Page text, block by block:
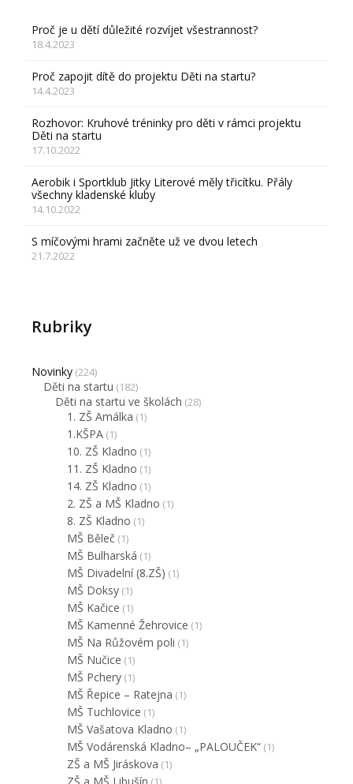
Proč je u dětí důležité rozvíjet všestrannost?
18.4.2023
Proč zapojit dítě do projektu Děti na startu?
14.4.2023
Rozhovor: Kruhové tréninky pro děti v rámci projektu
Děti na startu
17.10.2022
Aerobik i Sportklub Jitky Literové měly třicítku. Přály
všechny kladenské kluby
14.10.2022
S míčovými hrami začněte už ve dvou letech
21.7.2022
Rubriky
Novinky (224)
Děti na startu (182)
Děti na startu ve školách (28)
1. ZŠ Amálka (1)
1.KŠPA (1)
10. ZŠ Kladno (1)
11. ZŠ Kladno (1)
14. ZŠ Kladno (1)
2. ZŠ a MŠ Kladno (1)
8. ZŠ Kladno (1)
MŠ Běleč (1)
MŠ Bulharská (1)
MŠ Divadelní (8.ZŠ) (1)
MŠ Doksy (1)
MŠ Kačice (1)
MŠ Kamenné Žehrovice (1)
MŠ Na Růžovém poli (1)
MŠ Nučice (1)
MŠ Pchery (1)
MŠ Řepice – Ratejna (1)
MŠ Tuchlovice (1)
MŠ Vašatova Kladno (1)
MŠ Vodárenská Kladno– „PALOUČEK“ (1)
ZŠ a MŠ Jiráskova (1)
ZŠ a MŠ Libušín